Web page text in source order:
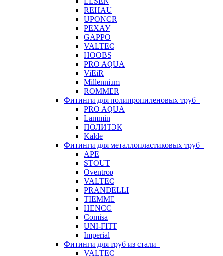
REHAU
UPONOR
РЕХАУ
GAPPO
VALTEC
HOOBS
PRO AQUA
ViEiR
Millennium
ROMMER
Фитинги для полипропиленовых труб
PRO AQUA
Lammin
ПОЛИТЭК
Kalde
Фитинги для металлопластиковых труб
APE
STOUT
Oventrop
VALTEC
PRANDELLI
TIEMME
HENCO
Comisa
UNI-FITT
Imperial
Фитинги для труб из стали
VALTEC